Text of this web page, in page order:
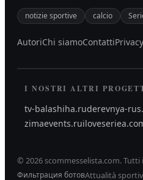
notizie sportive calcio
AutoriChi siamoContatti
I NOSTRI ALTRI
tv-balashiha.ruderevnya-
zimaevents.ru
© 2026scommesselista.com.Tutti
Фильтрация ботовAttualità